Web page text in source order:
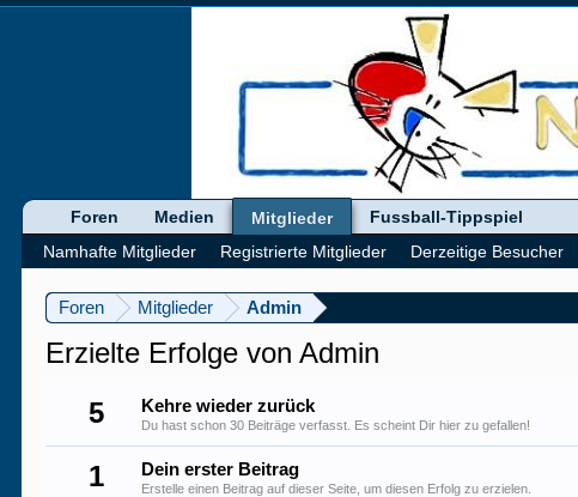
Foren Mitglieder Admin
Erzielte Erfolge von Admin
5
Kehre wieder zurück
Du hast schon 30 Beiträge verfasst. Es scheint Dir hier zu gefallen!
1 Dein erster Beitrag
Erstelle einen Beitrag auf dieser Seite, um diesen Erfolg zu erzielen.
Foren Medien
Mitglieder
Namhafte Mitglieder
Registrierte Mitglieder Derzeitige Besucher
Fussball-Tippspiel